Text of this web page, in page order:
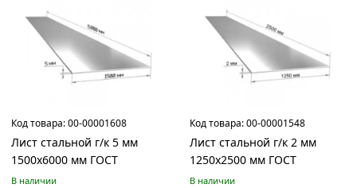
мм
2
мм
20
мм
Код товара:00-00001608
Лист стальной г/к 5 мм
1500х6000 мм ГОСТ
В наличии
Код товара:00-00001548
Лист стальной г/к 2 мм
1250х2500 мм ГОСТ
В наличии